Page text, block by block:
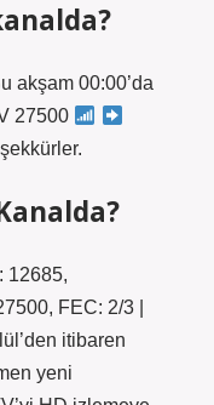
akşam 00:00’da
27500
12685,
FEC: 2/3 |
itibaren
yeni